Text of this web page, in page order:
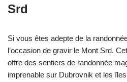
Srd
Si vous êtes adepte de la
l’occasion de gravir le Mont Srd.
offre des sentiers de randonnée
imprenable sur Dubrovnik et les